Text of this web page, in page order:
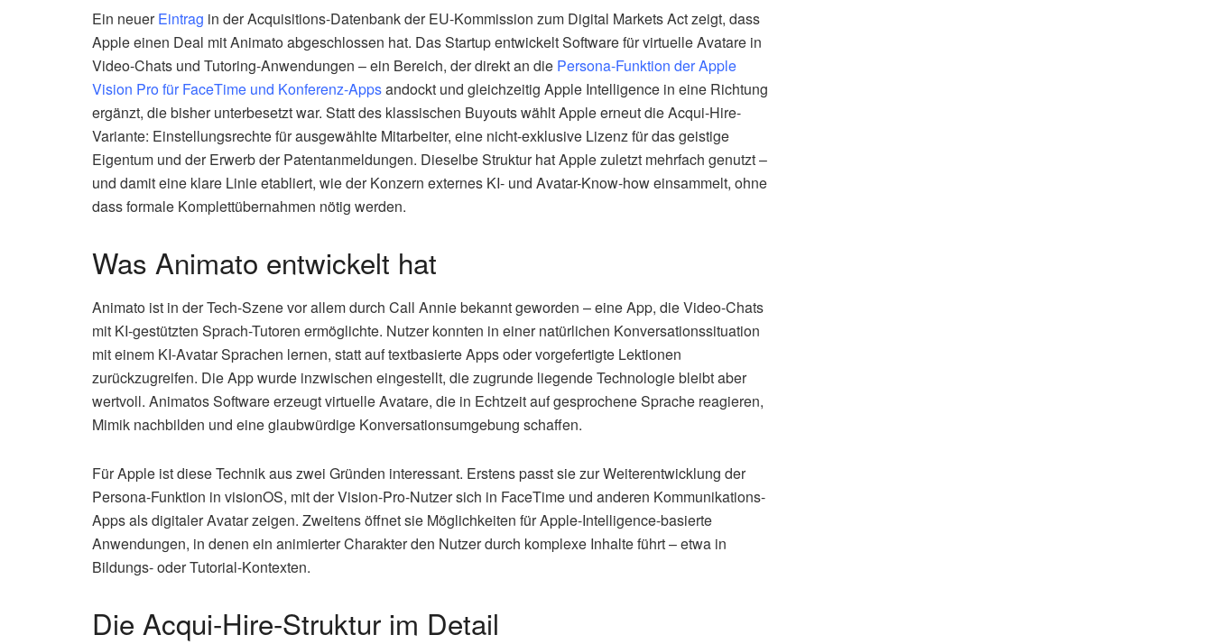
Ein neuerEintrag in der Acquisitions-Datenbank der EU-Kommission zum Digital Markets Act zeigt, dass
Apple einen Deal mit Animato abgeschlossen hat. Das Startup entwickelt Software für virtuelle Avatare in
Video-Chats und Tutoring-Anwendungen – ein Bereich, der direkt an die Persona-Funktion der Apple
Vision Pro für FaceTime und Konferenz-Appsandockt und gleichzeitig Apple Intelligence in eine Richtung
ergänzt, die bisher unterbesetzt war. Statt des klassischen Buyouts wählt Apple erneut die Acqui-Hire-
Variante: Einstellungsrechte für ausgewählte Mitarbeiter, eine nicht-exklusive Lizenz für das geistige
Eigentum und der Erwerb der Patentanmeldungen. Dieselbe Struktur hat Apple zuletzt mehrfach genutzt –
und damit eine klare Linie etabliert, wie der Konzern externes KI- und Avatar-Know-how einsammelt, ohne
dass formale Komplettübernahmen nötig werden.
Was Animato entwickelt hat
Animato ist in der Tech-Szene vor allem durch Call Annie bekannt geworden – eine App, die Video-Chats
mit KI-gestützten Sprach-Tutoren ermöglichte. Nutzer konnten in einer natürlichen Konversationssituation
mit einem KI-Avatar Sprachen lernen, statt auf textbasierte Apps oder vorgefertigte Lektionen
zurückzugreifen. Die App wurde inzwischen eingestellt, die zugrunde liegende Technologie bleibt aber
wertvoll. Animatos Software erzeugt virtuelle Avatare, die in Echtzeit auf gesprochene Sprache reagieren,
Mimik nachbilden und eine glaubwürdige Konversationsumgebung schaffen.
Für Apple ist diese Technik aus zwei Gründen interessant. Erstens passt sie zur Weiterentwicklung der
Persona-Funktion in visionOS, mit der Vision-Pro-Nutzer sich in FaceTime und anderen Kommunikations-
Apps als digitaler Avatar zeigen. Zweitens öffnet sie Möglichkeiten für Apple-Intelligence-basierte
Anwendungen, in denen ein animierter Charakter den Nutzer durch komplexe Inhalte führt – etwa in
Bildungs- oder Tutorial-Kontexten.
Die Acqui-Hire-Struktur im Detail